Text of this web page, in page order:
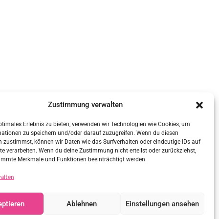
Zustimmung verwalten
Erlebnis zu bieten, verwenden wir Technologien wie Cookies, um
zu speichern und/oder darauf zuzugreifen. Wenn du diesen
zustimmst, können wir Daten wie das Surfverhalten oder eindeutige IDs auf
verarbeiten. Wenn du deine Zustimmung nicht erteilst oder zurückziehst,
Merkmale und Funktionen beeinträchtigt werden.
Ablehnen Einstellungen ansehen